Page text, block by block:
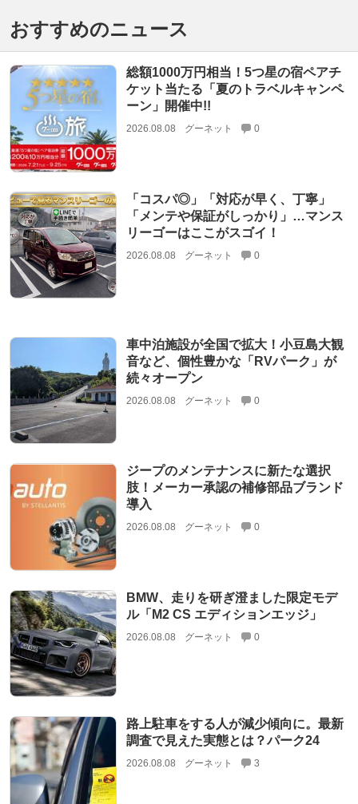
おすすめのニュース
総額1000万円相当！5つ星の宿ペアチ
ケット当たる「夏のトラベルキャンペ
ーン」開催中!!
2026.08.08 グーネット 0
「コスパ◎」「対応が早く、丁寧」
「メンテや保証がしっかり」…マンス
リーゴーはここがスゴイ！
2026.08.08 グーネット 0
車中泊施設が全国で拡大！小豆島大観
音など、個性豊かな「RVパーク」が
続々オープン
2026.08.08 グーネット 0
ジープのメンテナンスに新たな選択
肢！メーカー承認の補修部品ブランド
導入
2026.08.08 グーネット 0
BMW、走りを研ぎ澄ました限定モデ
ル「M2 CS エディションエッジ」
2026.08.08 グーネット 0
路上駐車をする人が減少傾向に。最新
調査で見えた実態とは？パーク24
2026.08.08 グーネット 3